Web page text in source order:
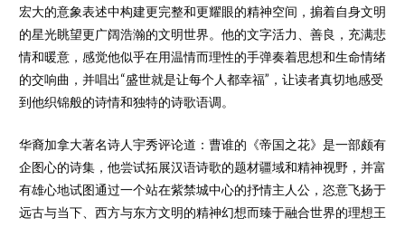
宏大的意象表述中构建更完整和更耀眼的精神空间，掮着自身文明
的星光眺望更广阔浩瀚的文明世界。他的文字活力、善良，充满悲
情和暖意，感觉他似乎在用温情而理性的手弹奏着思想和生命情绪
的交响曲，并唱出“盛世就是让每个人都幸福”，让读者真切地感受
到他织锦般的诗情和独特的诗歌语调。
华裔加拿大著名诗人宇秀评论道：曹谁的《帝国之花》是一部颇有
企图心的诗集，他尝试拓展汉语诗歌的题材疆域和精神视野，并富
有雄心地试图通过一个站在紫禁城中心的抒情主人公，恣意飞扬于
远古与当下、西方与东方文明的精神幻想而臻于融合世界的理想王